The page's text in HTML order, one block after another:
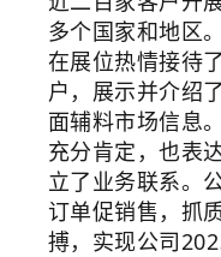
多个国家和地区
在展位热情接待
户，展示并介绍
面辅料市场信息
充分肯定，也表
立了业务联系。
订单促销售，抓
搏，实现公司